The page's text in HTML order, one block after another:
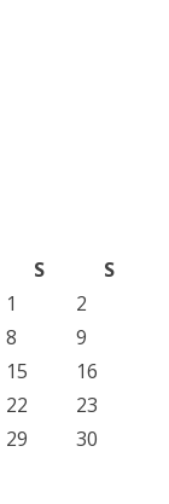
S
S
1
2
8
9
15
16
22
23
29
30